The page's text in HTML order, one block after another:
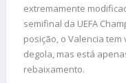
extremamente
semifinal da UEFA
posição, o Valencia
degola, mas está
rebaixamento.